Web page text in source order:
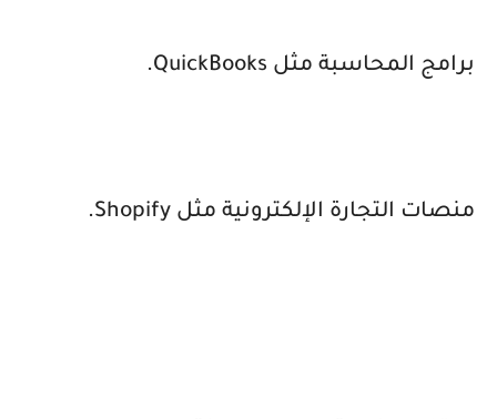
برامج المحاسبة مثل QuickBooks
.
منصات التجارة الإلكترونية مثل Shopify
.